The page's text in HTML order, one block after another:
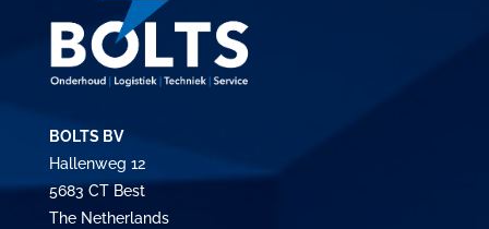
BOLTS BV
Hallenweg 12
5683 CT Best
The Netherlands